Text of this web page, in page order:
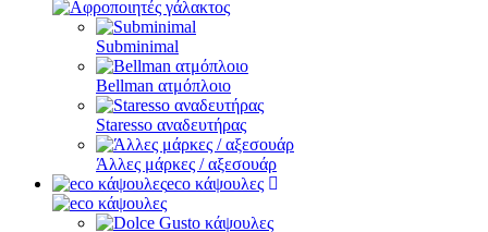
Subminimal
Bellman ατμόπλοιο
Staresso αναδευτήρας
Άλλες μάρκες / αξεσουάρ
eco κάψουλες